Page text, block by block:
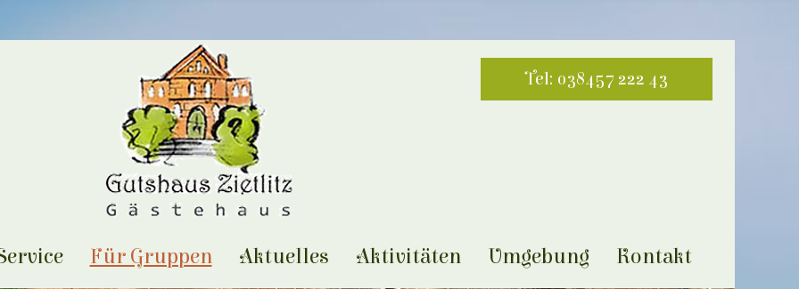
Tel: 038457 222 43
Für Gruppen Aktuelles Aktivitäten Umgebung Kontakt